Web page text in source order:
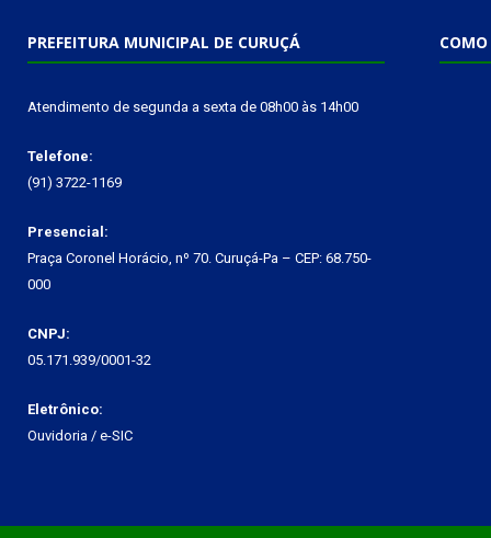
PREFEITURA MUNICIPAL DE CURUÇÁ
Atendimento de segunda a sexta de 08h00 às 14h00
Telefone:
(91) 3722-1169
Presencial:
Praça Coronel Horácio, nº 70. Curuçá-Pa – CEP: 68.750-
000
CNPJ:
05.171.939/0001-32
Eletrônico:
Ouvidoria / e-SIC
COMO